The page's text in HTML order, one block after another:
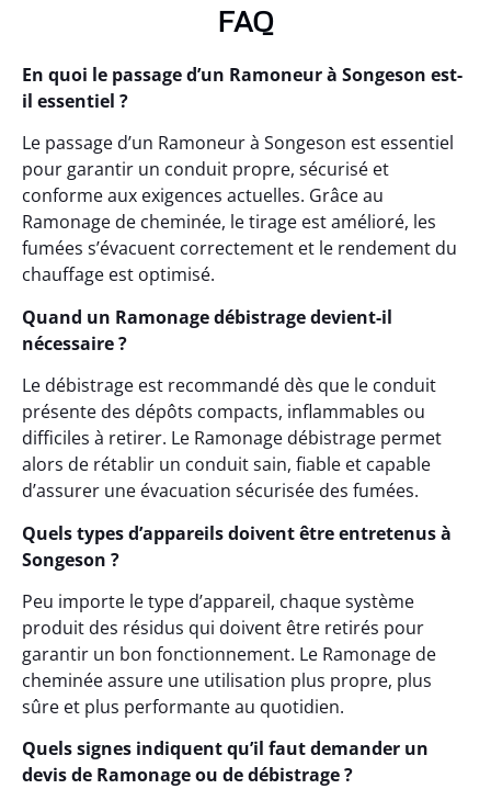
FAQ
En quoi le passage d’un Ramoneur à Songeson est-
il essentiel ?
Le passage d’un Ramoneur à Songeson est essentiel
pour garantir un conduit propre, sécurisé et
conforme aux exigences actuelles. Grâce au
Ramonage de cheminée, le tirage est amélioré, les
fumées s’évacuent correctement et le rendement du
chauffage est optimisé.
Quand un Ramonage débistrage devient-il
nécessaire ?
Le débistrage est recommandé dès que le conduit
présente des dépôts compacts, inflammables ou
difficiles à retirer. Le Ramonage débistrage permet
alors de rétablir un conduit sain, fiable et capable
d’assurer une évacuation sécurisée des fumées.
Quels types d’appareils doivent être entretenus à
Songeson ?
Peu importe le type d’appareil, chaque système
produit des résidus qui doivent être retirés pour
garantir un bon fonctionnement. Le Ramonage de
cheminée assure une utilisation plus propre, plus
sûre et plus performante au quotidien.
Quels signes indiquent qu’il faut demander un
devis de Ramonage ou de débistrage ?